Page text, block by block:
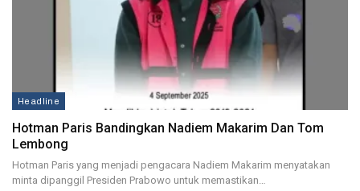
Headline
Hotman Paris Bandingkan Nadiem Makarim Dan Tom
Lembong
Hotman Paris yang menjadi pengacara Nadiem Makarim menyatakan
minta dipanggil Presiden Prabowo untuk memastikan…